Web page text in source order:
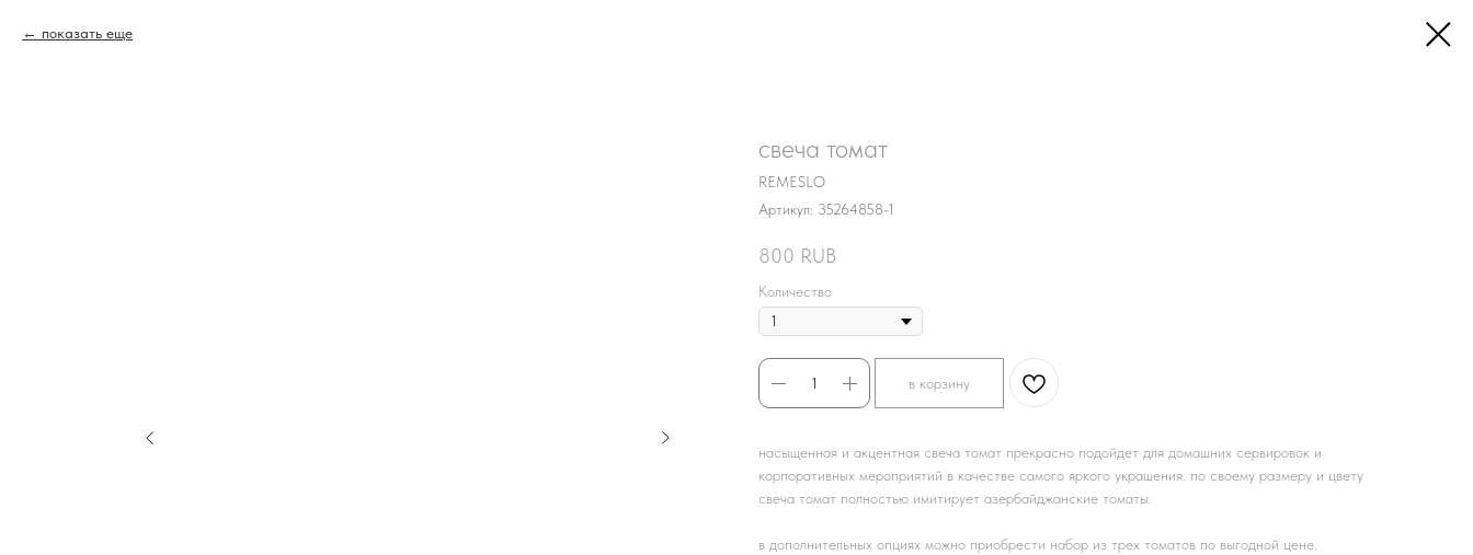
показать еще
свеча томат
REMESLO
Артикул: 35264858-1
800 RUB
Количество
в корзину
насыщенная и акцентная свеча томат прекрасно подойдет для домашних сервировок и
корпоративных мероприятий в качестве самого яркого украшения. по своему размеру и цвету
свеча томат полностью имитирует азербайджанские томаты.
в дополнительных опциях можно приобрести набор из трех томатов по выгодной цене.